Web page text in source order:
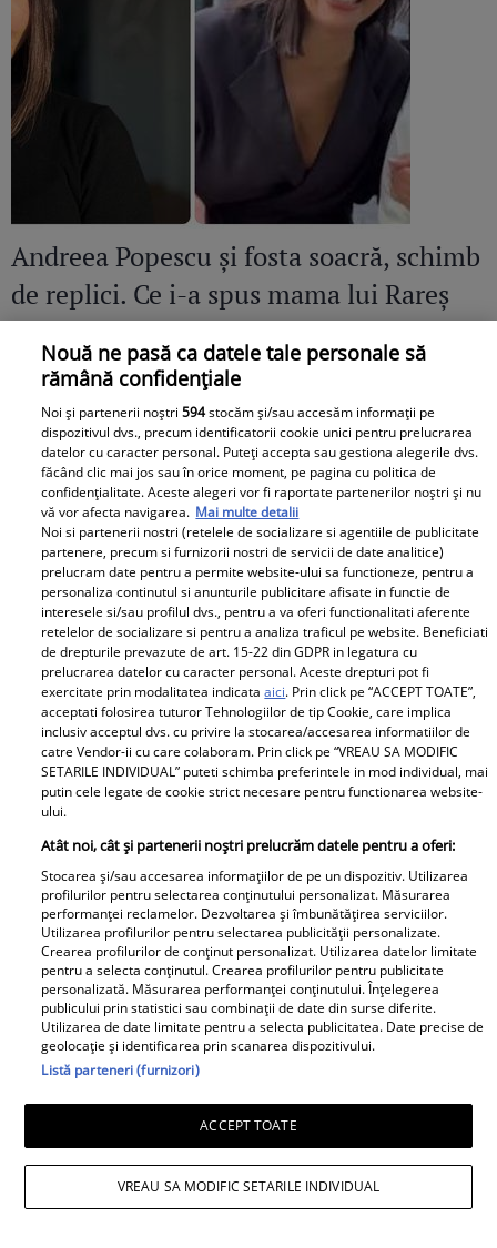
Andreea Popescu și fosta soacră, schimb
de replici. Ce i-a spus mama lui Rareș
Cojoc influenceriței: „Am găsit soluția”
Cu ce se ocupă, de fapt, Alexandre
Eram. Soțul Andreei Esca a transformat
Nouă ne pasă ca datele tale personale să
rămână confidențiale
Noi și partenerii noștri594stocăm și/sau accesăm informații pe
dispozitivul dvs., precum identificatorii cookie unici pentru prelucrarea
datelor cu caracter personal. Puteți accepta sau gestiona alegerile dvs.
făcând clic mai jos sau în orice moment, pe pagina cu politica de
confidențialitate. Aceste alegeri vor fi raportate partenerilor noștri și nu
vă vor afecta navigarea. Mai multe detalii
Noi si partenerii nostri (retelele de socializare si agentiile de publicitate
partenere, precum si furnizorii nostri de servicii de date analitice)
prelucram date pentru a permite website-ului sa functioneze, pentru a
personaliza continutul si anunturile publicitare afisate in functie de
interesele si/sau profilul dvs., pentru a va oferi functionalitati aferente
retelelor de socializare si pentru a analiza traficul pe website. Beneficiati
de drepturile prevazute de art. 15-22 din GDPR in legatura cu
prelucrarea datelor cu caracter personal. Aceste drepturi pot fi
exercitate prin modalitatea indicataaici. Prin click pe “ACCEPT TOATE”,
acceptati folosirea tuturor Tehnologiilor de tip Cookie, care implica
inclusiv acceptul dvs. cu privire la stocarea/accesarea informatiilor de
catre Vendor-ii cu care colaboram. Prin click pe “VREAU SA MODIFIC
SETARILE INDIVIDUAL” puteti schimba preferintele in mod individual, mai
putin cele legate de cookie strict necesare pentru functionarea website-
ului.
Atât noi, cât și partenerii noștri prelucrăm datele pentru a oferi:
Stocarea și/sau accesarea informațiilor de pe un dispozitiv. Utilizarea
profilurilor pentru selectarea conținutului personalizat. Măsurarea
performanței reclamelor. Dezvoltarea și îmbunătățirea serviciilor.
Utilizarea profilurilor pentru selectarea publicității personalizate.
Crearea profilurilor de conținut personalizat. Utilizarea datelor limitate
pentru a selecta conținutul. Crearea profilurilor pentru publicitate
personalizată. Măsurarea performanței conținutului. Înțelegerea
publicului prin statistici sau combinații de date din surse diferite.
Utilizarea de date limitate pentru a selecta publicitatea. Date precise de
geolocație și identificarea prin scanarea dispozitivului.
Listă parteneri (furnizori)
ACCEPT TOATE
VREAU SA MODIFIC SETARILE INDIVIDUAL